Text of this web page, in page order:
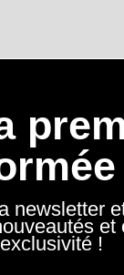
newsletter
et
exclusivité !